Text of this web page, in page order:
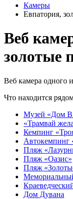
Камеры
Евпатория,
Веб
золотые
Веб камера одного
Что находится
Музей «Дом
«Трамвай
Кемпинг
Автокемпинг
Пляж
Пляж «Оазис»
Пляж
Дом Дувана